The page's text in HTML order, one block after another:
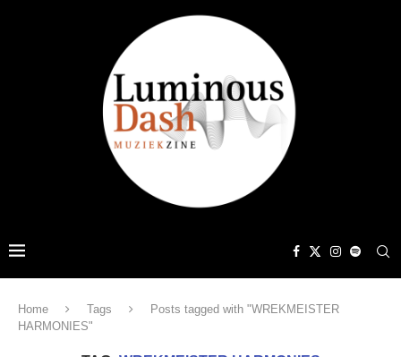
Home Tags
Posts tagged with "WREKMEISTER
HARMONIES"